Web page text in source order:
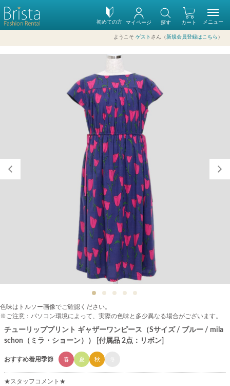
初めての方 カート
マイページ 探す
ようこそ ゲスト さん（新規会員登録はこちら ）
メニュー
色味はトルソー画像でご確認ください。
※ご注意：パソコン環境によって、実際の色味と多少異なる場合がございます。
チューリッププリント ギャザーワンピース（Sサイズ / ブルー / mila
schon（ミラ・ショーン）） [付属品 2点：リボン]
おすすめ着用季節 春 夏 秋
★スタッフコメント★